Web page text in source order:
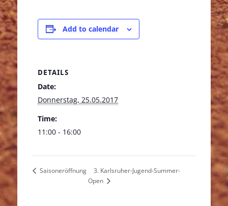
Add to calendar
DETAILS
Date:
Donnerstag, 25.05.2017
Time:
11:00 - 16:00
Saisoneröffnung
3. Karlsruher-Jugend-Summer-
Open